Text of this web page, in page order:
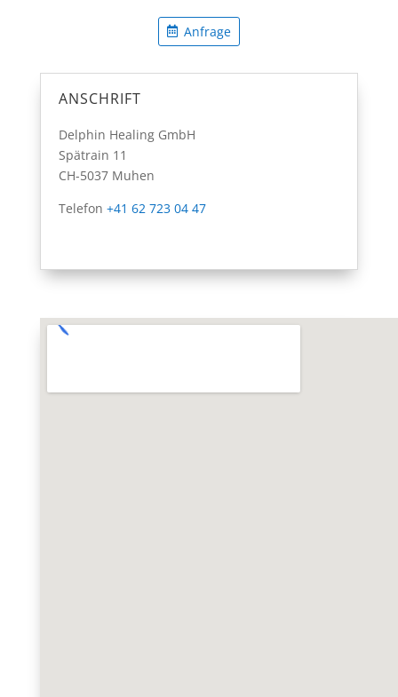
Anfrage
ANSCHRIFT
Delphin Healing GmbH
Spätrain 11
CH-5037 Muhen
Telefon +41 62 723 04 47